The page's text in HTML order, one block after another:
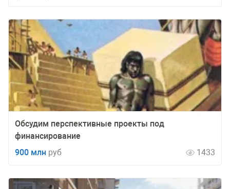
Обсудим перспективные проекты под
финансирование
900 млн руб 1433